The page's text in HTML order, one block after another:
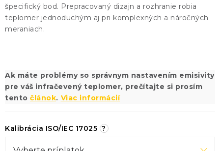
špecifický bod. Prepracovaný dizajn a rozhranie robia
teplomer jednoduchým aj pri komplexných a náročných
meraniach.
Ak máte problémy so správnym nastavením emisivity
pre váš infračevený teplomer, prečítajte si prosím
tento článok. Viac informácií
Kalibrácia ISO/IEC 17025 ?